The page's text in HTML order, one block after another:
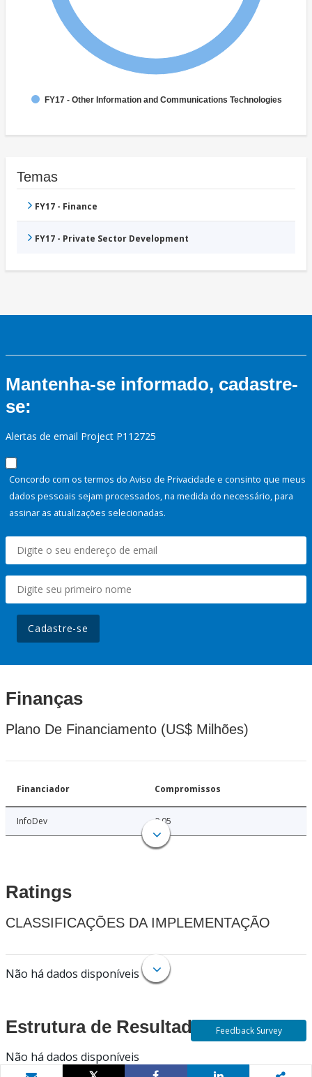
FY17 - Other Information and Communications Technologies
Temas
FY17 - Finance
FY17 - Private Sector Development
Mantenha-se informado, cadastre-
se:
Alertas de email Project P112725
Concordo com os termos do Aviso de Privacidade e consinto que meus
dados pessoais sejam processados, na medida do necessário, para
assinar as atualizações selecionadas.
Cadastre-se
Finanças
Plano De Financiamento (US$ Milhões)
Financiador Compromissos
InfoDev 0.05
Ratings
CLASSIFICAÇÕES DA IMPLEMENTAÇÃO
Não há dados disponíveis
Estrutura de Resultados
Não há dados disponíveis
Feedback Survey